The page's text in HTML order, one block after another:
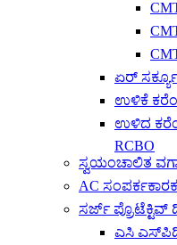
ಏರ್
ಉಳಿಕೆ
ಉಳಿದ
RCBO
ಸ್ವಯಂಚಾಲಿತ
AC ಸಂಪರ್ಕಕಾರಕ
ಸರ್ಜ್ ಪ್ರೊಟೆಕ್ಟಿವ್
ಎಸಿ